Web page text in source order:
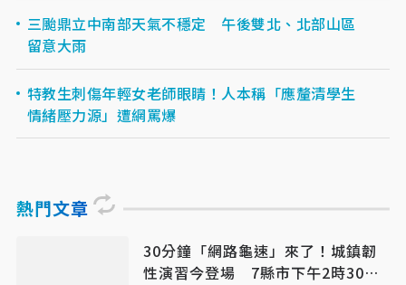
三颱鼎立中南部天氣不穩定 午後雙北、北部山區
留意大雨
特教生刺傷年輕女老師眼睛！人本稱「應釐清學生
情緒壓力源」遭網罵爆
熱門文章
30分鐘「網路龜速」來了！城鎮韌
性演習今登場 7縣市下午2時30分